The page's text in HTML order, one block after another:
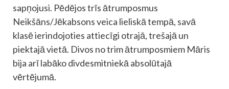
sapņojusi. Pēdējos trīs ātrumposmus
Neikšāns/Jēkabsons veica lieliskā tempā, savā
klasē ierindojoties attiecīgi otrajā, trešajā un
piektajā vietā. Divos no trim ātrumposmiem Māris
bija arī labāko divdesmitniekā absolūtajā
vērtējumā.